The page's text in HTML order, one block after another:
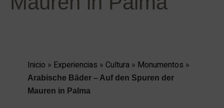
Inicio » Experiencias » Cultura » Monumentos »
Arabische Bäder – Auf den Spuren der
Mauren in Palma